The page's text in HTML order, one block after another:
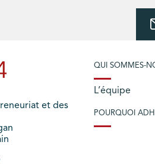
et des
QUI SOMMES-
L’équipe
POURQUOI